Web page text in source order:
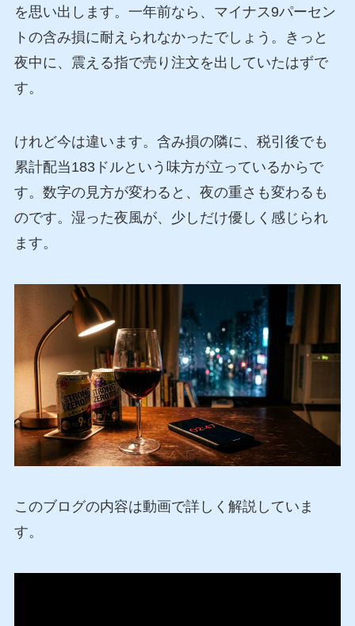
を思い出します。一年前なら、マイナス9パーセン
トの含み損に耐えられなかったでしょう。きっと
夜中に、震える指で売り注文を出していたはずで
す。
けれど今は違います。含み損の隣に、税引後でも
累計配当183ドルという味方が立っているからで
す。数字の見方が変わると、夜の重さも変わるも
のです。湿った夜風が、少しだけ優しく感じられ
ます。
このブログの内容は動画で詳しく解説していま
す。